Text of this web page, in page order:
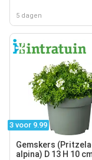
5 dagen
3 voor 9.99
Gemskers
alpina) D 13 H 10